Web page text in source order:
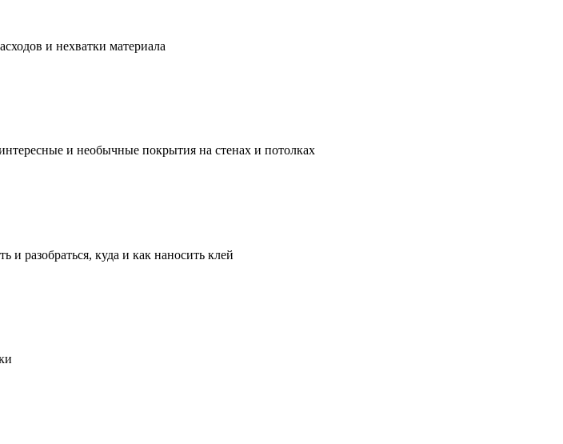
и нехватки материала
и необычные покрытия на стенах и потолках
и разобраться, куда и как наносить клей